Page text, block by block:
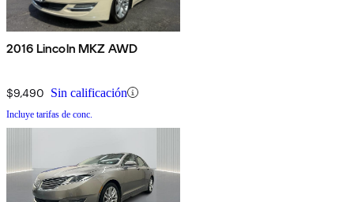
2016 Lincoln MKZ AWD
$9,490 Sin calificación
Incluye tarifas de conc.